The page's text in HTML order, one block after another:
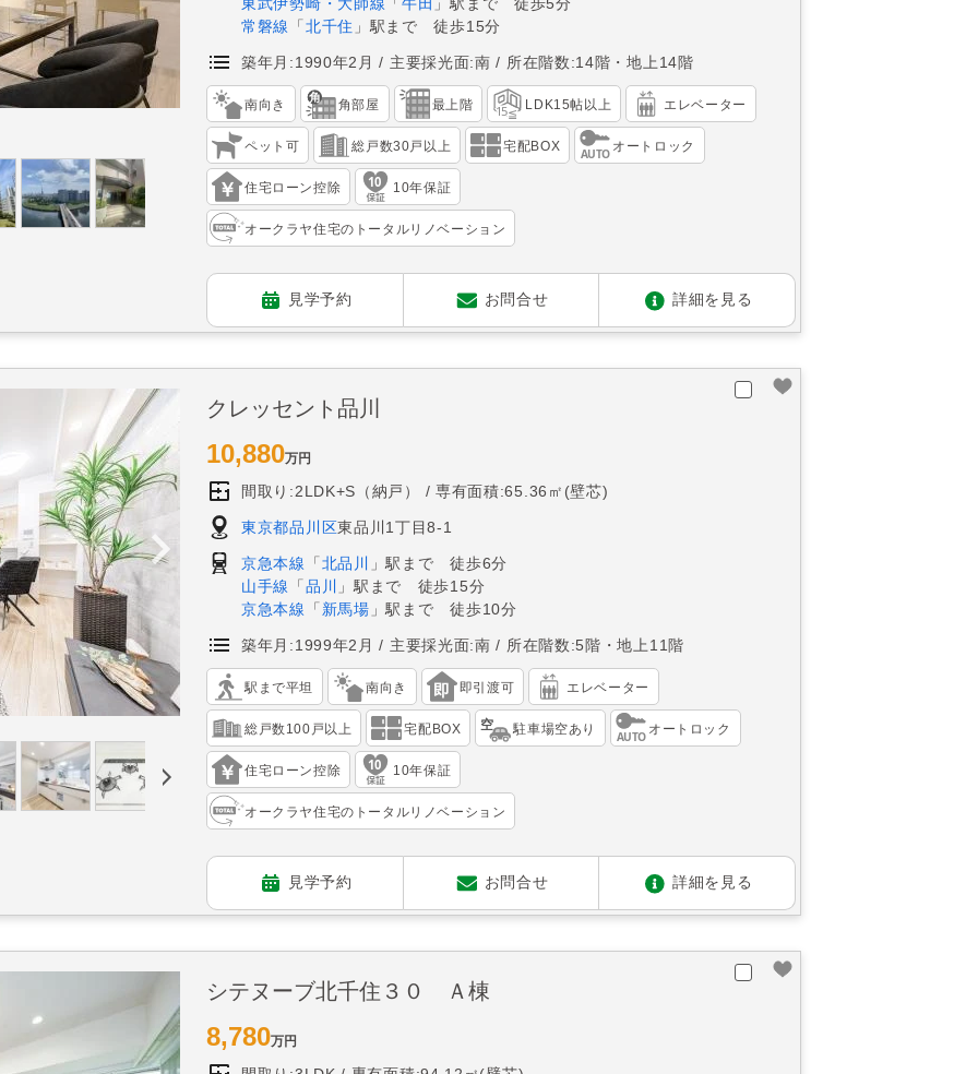
常磐線
「 北千住 」駅まで 徒歩15分
築年月:1990年2月 主要採光面:南 所在階数:14階・地上14階
南向き 角部屋 最上階 LDK15帖以上 エレベーター
ペット可 総戸数30戸以上 宅配BOX オートロック
住宅ローン控除 10年保証
オークラヤ住宅のトータルリノベーション
見学予約 お問合せ 詳細を見る
クレッセント品川
10,880万円
間取り:2LDK+S（納戸） 専有面積:65.36㎡(壁芯)
東京都品川区東品川1丁目8-1
京急本線 「 北品川
」駅まで 徒歩6分
山手線
「 品川
」駅まで 徒歩15分
京急本線
「 新馬場 」駅まで 徒歩10分
築年月:1999年2月 主要採光面:南 所在階数:5階・地上11階
駅まで平坦 南向き 即引渡可 エレベーター
総戸数100戸以上 宅配BOX 駐車場空あり オートロック
住宅ローン控除 10年保証
オークラヤ住宅のトータルリノベーション
見学予約 お問合せ 詳細を見る
シテヌーブ北千住３０ Ａ棟
8,780万円